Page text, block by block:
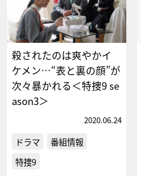
殺されたのは爽やかイ
ケメン…“表と裏の顔”が
次々暴かれる＜特捜9 se
ason3＞
2020.06.24
ドラマ
番組情報
特捜9